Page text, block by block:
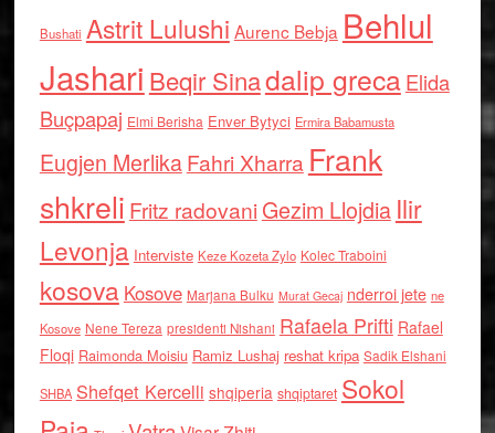
Bushati Astrit Lulushi Aurenc Bebja Behlul
Jashari Beqir Sinadalip grecaElida
Buçpapaj Elmi Berisha Enver Bytyci Ermira Babamusta
Eugjen MerlikaFahri Xharra Frank
shkreli Fritz radovaniGezim Llojdia Ilir
Levonja Interviste Keze Kozeta Zylo Kolec Traboini
kosova Kosove Marjana Bulku Murat Gecaj nderroi jete ne
Kosove Nene Tereza presidenti Nishani Rafaela Prifti Rafael
Floqi Raimonda Moisiu Ramiz Lushaj reshat kripa Sadik Elshani
SHBA Shefqet Kercelli shqiperia shqiptaret Sokol